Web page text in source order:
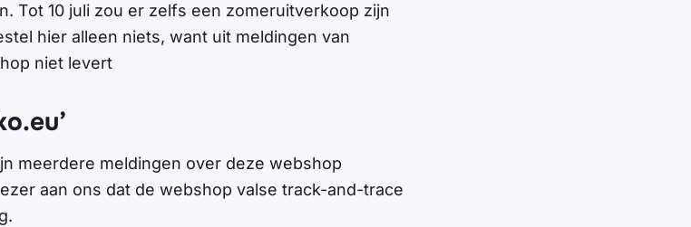
Tot 10 juli zou er zelfs een zomeruitverkoop zijn
hier alleen niets, want uit meldingen van
niet levert
meerdere meldingen over deze webshop
aan ons dat de webshop valse track-and-trace